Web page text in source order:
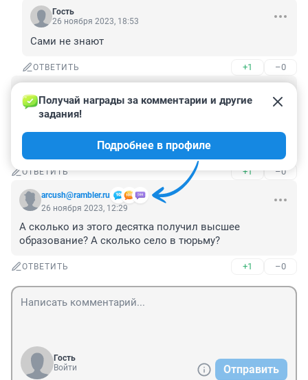
Гость
26 ноября 2023, 18:53
Сами не знают
ОТВЕТИТЬ +1 –0
26 ноября 2023, 12:35
ну да, понарожали и сами не способны содержать,
государство ПАМАГИ, это не героини это личности с
психическим заболеванием плодящие нищету
ОТВЕТИТЬ +1 –0
arcush@rambler.ru
Получай награды за комментарии и другие
задания!
Подробнее в профиле
26 ноября 2023, 12:29
А сколько из этого десятка получил высшее
образование? А сколько село в тюрьму?
ОТВЕТИТЬ +1 –0
Гость
Войти
Отправить